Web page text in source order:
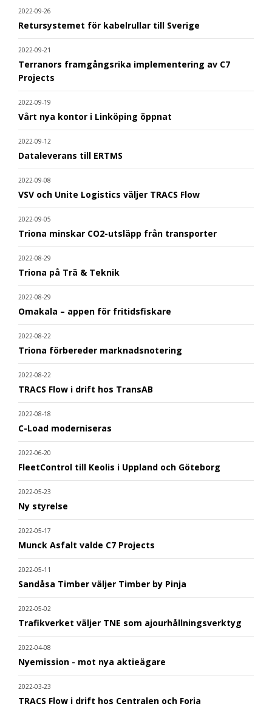
2022-09-26
Retursystemet för kabelrullar till Sverige
2022-09-21
Terranors framgångsrika implementering av C7
Projects
2022-09-19
Vårt nya kontor i Linköping öppnat
2022-09-12
Dataleverans till ERTMS
2022-09-08
VSV och Unite Logistics väljer TRACS Flow
2022-09-05
Triona minskar CO2-utsläpp från transporter
2022-08-29
Triona på Trä & Teknik
2022-08-29
Omakala – appen för fritidsfiskare
2022-08-22
Triona förbereder marknadsnotering
2022-08-22
TRACS Flow i drift hos TransAB
2022-08-18
C-Load moderniseras
2022-06-20
FleetControl till Keolis i Uppland och Göteborg
2022-05-23
Ny styrelse
2022-05-17
Munck Asfalt valde C7 Projects
2022-05-11
Sandåsa Timber väljer Timber by Pinja
2022-05-02
Trafikverket väljer TNE som ajourhållningsverktyg
2022-04-08
Nyemission - mot nya aktieägare
2022-03-23
TRACS Flow i drift hos Centralen och Foria